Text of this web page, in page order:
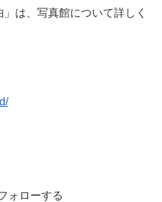
は、写真館について詳しく
ォローする